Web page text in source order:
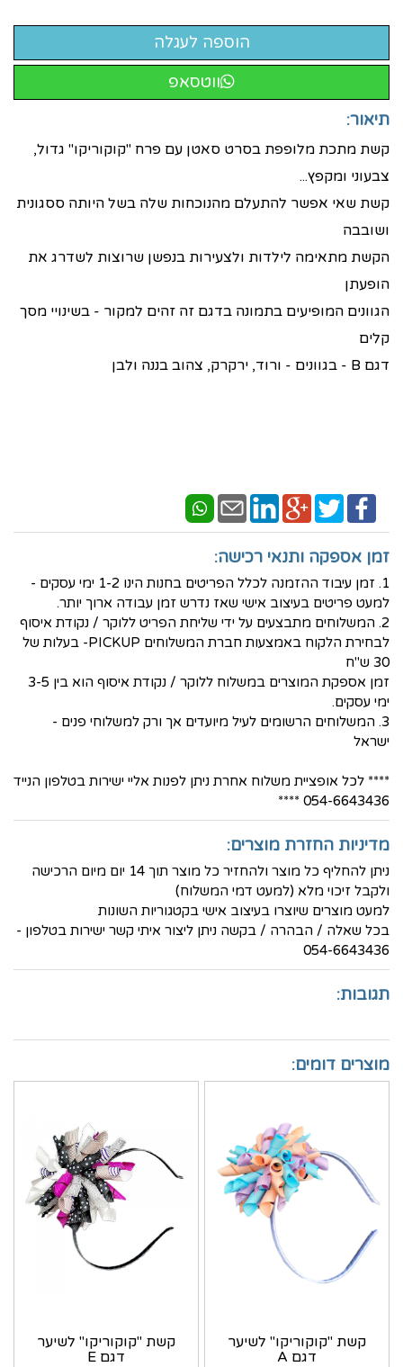
ווטסאפ
תיאור:
קשת מתכת מלופפת בסרט סאטן עם פרח "קוקוריקו" גדול,
צבעוני ומקפץ...
קשת שאי אפשר להתעלם מהנוכחות שלה בשל היותה ססגונית
ושובבה
הקשת מתאימה לילדות ולצעירות בנפשן שרוצות לשדרג את
הופעתן
הגוונים המופיעים בתמונה בדגם זה זהים למקור - בשינויי מסך
קלים
דגם B - בגוונים - ורוד, ירקרק, צהוב בננה ולבן
זמן אספקה ותנאי רכישה:
1. זמן עיבוד ההזמנה לכלל הפריטים בחנות הינו 1-2 ימי עסקים -
למעט פריטים בעיצוב אישי שאז נדרש זמן עבודה ארוך יותר.
2. המשלוחים מתבצעים על ידי שליחת הפריט ללוקר / נקודת איסוף
לבחירת הלקוח באמצעות חברת המשלוחים PICKUP- בעלות של
30 ש"ח
זמן אספקת המוצרים במשלוח ללוקר / נקודת איסוף הוא בין 3-5
ימי עסקים.
3. המשלוחים הרשומים לעיל מיועדים אך ורק למשלוחי פנים -
ישראל
**** לכל אופציית משלוח אחרת ניתן לפנות אליי ישירות בטלפון הנייד
054-6643436 ****
מדיניות החזרת מוצרים:
ניתן להחליף כל מוצר ולהחזיר כל מוצר תוך 14 יום מיום הרכישה
ולקבל זיכוי מלא (למעט דמי המשלוח)
למעט מוצרים שיוצרו בעיצוב אישי בקטגוריות השונות
בכל שאלה / הבהרה / בקשה ניתן ליצור איתי קשר ישירות בטלפון -
054-6643436
תגובות:
מוצרים דומים:
קשת "קוקוריקו" לשיער
דגם A
קשת "קוקוריקו" לשיער
דגם E